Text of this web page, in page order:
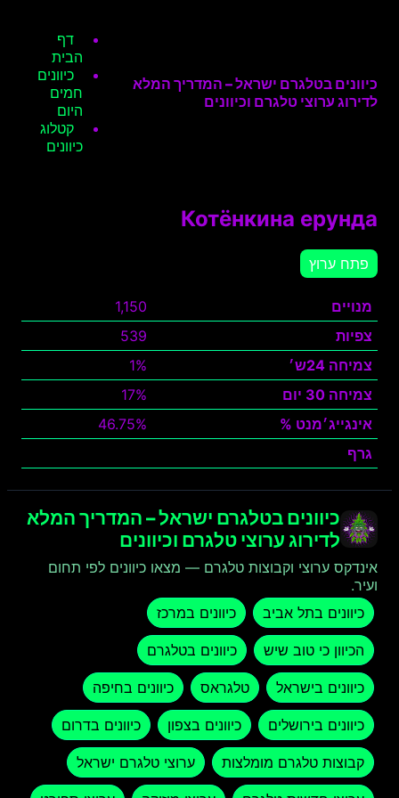
כיוונים בטלגרם ישראל – המדריך המלא
לדירוג ערוצי טלגרם וכיוונים
דף
הבית
כיוונים
חמים
היום
קטלוג
כיוונים
Котёнкина ерунда
פתח ערוץ
מנויים
1,150
צפיות
539
צמיחה 24ש׳
1%
צמיחה 30 יום
17%
אינגייג׳מנט %
46.75%
גרף
כיוונים בטלגרם ישראל – המדריך המלא
לדירוג ערוצי טלגרם וכיוונים
אינדקס ערוצי וקבוצות טלגרם — מצאו כיוונים לפי תחום
ועיר.
כיוונים בתל אביב
כיוונים במרכז
הכיוון כי טוב שיש כיוונים בטלגרם
כיוונים בישראל טלגראס כיוונים בחיפה
כיוונים בירושלים כיוונים בצפון כיוונים בדרום
קבוצות טלגרם מומלצות ערוצי טלגרם ישראל